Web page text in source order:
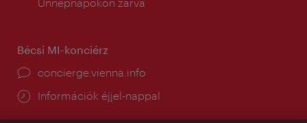
Bécsi MI-konciérz
concierge.vienna.info
Információk éjjel-nappal